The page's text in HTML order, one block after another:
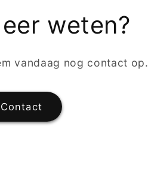
weten?
vandaag nog contact op.
Contact